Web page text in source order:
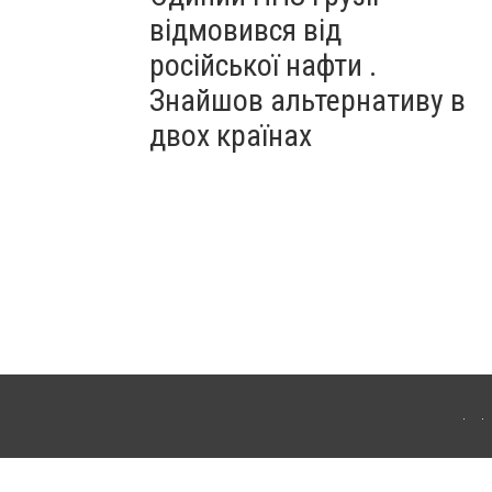
відмовився від
російської нафти .
Знайшов альтернативу в
двох країнах